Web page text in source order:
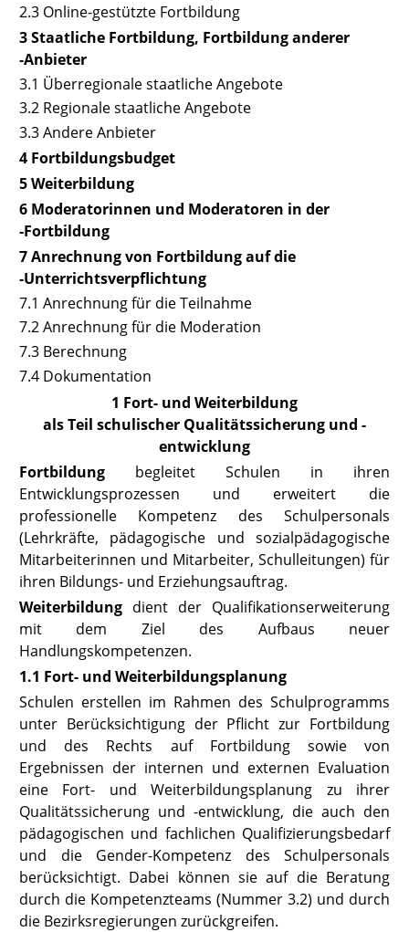
2.3 Online-gestützte Fortbildung
3 Staatliche Fortbildung, Fortbildung anderer
‑Anbieter
3.1 Überregionale staatliche Angebote
3.2 Regionale staatliche Angebote
3.3 Andere Anbieter
4 Fortbildungsbudget
5 Weiterbildung
6 Moderatorinnen und Moderatoren in der
‑Fortbildung
7 Anrechnung von Fortbildung auf die
‑Unterrichtsverpflichtung
7.1 Anrechnung für die Teilnahme
7.2 Anrechnung für die Moderation
7.3 Berechnung
7.4 Dokumentation
1 Fort- und Weiterbildung
als Teil schulischer Qualitätssicherung und -
entwicklung
Fortbildung begleitet Schulen in ihren
Entwicklungsprozessen und erweitert die
professionelle Kompetenz des Schulpersonals
(Lehrkräfte, pädagogische und sozialpädagogische
Mitarbeiterinnen und Mitarbeiter, Schulleitungen) für
ihren Bildungs- und Erziehungsauftrag.
Weiterbildung dient der Qualifikationserweiterung
mit dem Ziel des Aufbaus neuer
Handlungskompetenzen.
1.1 Fort- und Weiterbildungsplanung
Schulen erstellen im Rahmen des Schulprogramms
unter Berücksichtigung der Pflicht zur Fortbildung
und des Rechts auf Fortbildung sowie von
Ergebnissen der internen und externen Evaluation
eine Fort- und Weiterbildungsplanung zu ihrer
Qualitätssicherung und -entwicklung, die auch den
pädagogischen und fachlichen Qualifizierungsbedarf
und die Gender-Kompetenz des Schulpersonals
berücksichtigt. Dabei können sie auf die Beratung
durch die Kompetenzteams (Nummer 3.2) und durch
die Bezirksregierungen zurückgreifen.